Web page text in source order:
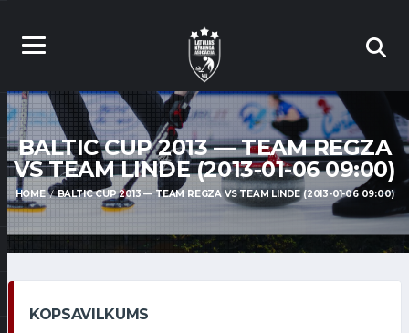
BALTIC CUP 2013 — TEAM REGZA
VS TEAM LINDE (2013-01-06 09:00)
HOME BALTIC CUP 2013 — TEAM REGZA VS TEAM LINDE (2013-01-06 09:00)
KOPSAVILKUMS